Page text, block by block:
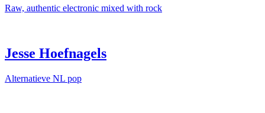
Raw, authentic electronic mixed with rock
Jesse Hoefnagels
Alternatieve NL pop